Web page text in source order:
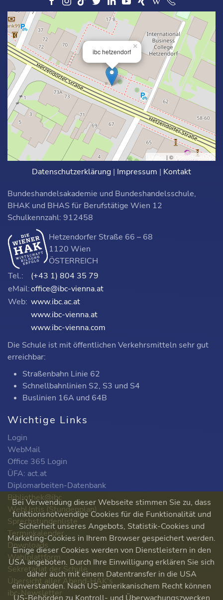
ibc hetzendorf
×
Leaflet | © OpenStreetMap
Datenschutzerklärung | Impressum | Kontakt
Bundeshandelsakademie und Bundeshandelsschule,
BHAK und BHAS für Berufstätige Wien 12
Schulkennzahl: 912458
Hetzendorfer Straße 66 – 68
1120 Wien
ÖSTERREICH
Tel.:
(+43 1) 804 35 79
eMail:office@ibc-vienna.at
Web: www.ibc.ac.at
www.ibc-vienna.at
www.ibc-vienna.com
Die Schule ist mit öffentlichen Verkehrsmitteln sehr gut
erreichbar:
Straßenbahn Linie 62
Schnellbahnlinien S2, S3 und S4
Buslinien 16A und 64B
Wichtige Links
Login
WebMail
Office 365 Login
ÜFA: act.at
Diplomarbeiten-Datenbank
Bibliothek@ibc
WebUntis (Stundenplan)
Sprechstundenliste
Terminkalender
Downloads
Wahlplattform
Sekretariat der Schule
Übersicht aller Abend-HAK's
ibc-Newsletter
Bei Verwendung dieser Webseite stimmen Sie zu, dass
funktionsnotwendige Cookies für die Funktionalität und
Sicherheit unseres Angebots, Statistik-Cookies und
Marketing-Cookies in Ihrem Browser gespeichert werden.
Einige dieser Cookies werden von Dienstleistern in den
USA angeboten. Durch Ihre Einwilligung erklären Sie sich
daher auch mit einem Datentransfer in die USA
einverstanden. Nach US-amerikanischem Recht können